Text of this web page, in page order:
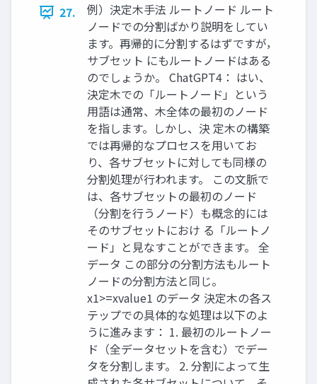
27.
例）決定木手法 ルートノード ルート
ノードでの分割ばかり説明をしてい
ます。再帰的に分割するはずですが，
サブセット にもルートノードはある
のでしょうか。 ChatGPT4： はい、
決定木での「ルートノード」という
用語は通常、木全体の最初のノード
を指します。しかし、決 定木の構築
では再帰的なプロセスを用いてお
り、各サブセットに対しても同様の
分割処理が行われます。 この文脈で
は、各サブセットの最初のノード
（分割を行うノード）も概念的には
そのサブセットにおけ る「ルートノ
ード」と見なすことができます。 全
データ この部分の分割方法もルート
ノードの分割方法と同じ。
x1>=xvalue1 のデータ 決定木の各ス
テップでの具体的な処理は以下のよ
うに進みます： 1. 最初のルートノー
ド（全データセットを含む）でデー
タを分割します。 2. 分割によって生